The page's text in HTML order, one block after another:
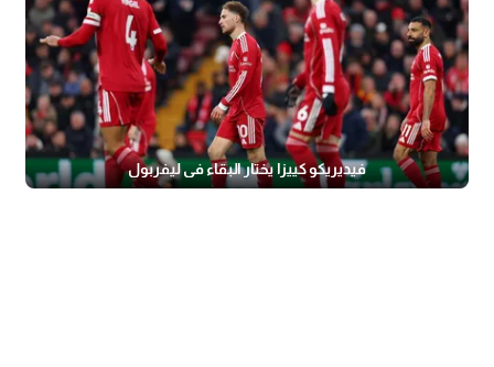
فيديريكو كييزا يختار البقاء في ليفربول